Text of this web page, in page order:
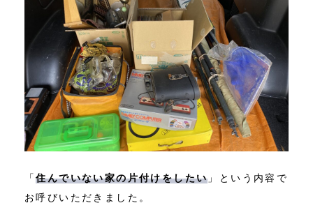
「住んでいない家の片付けをしたい 」という内容で
お呼びいただきました。